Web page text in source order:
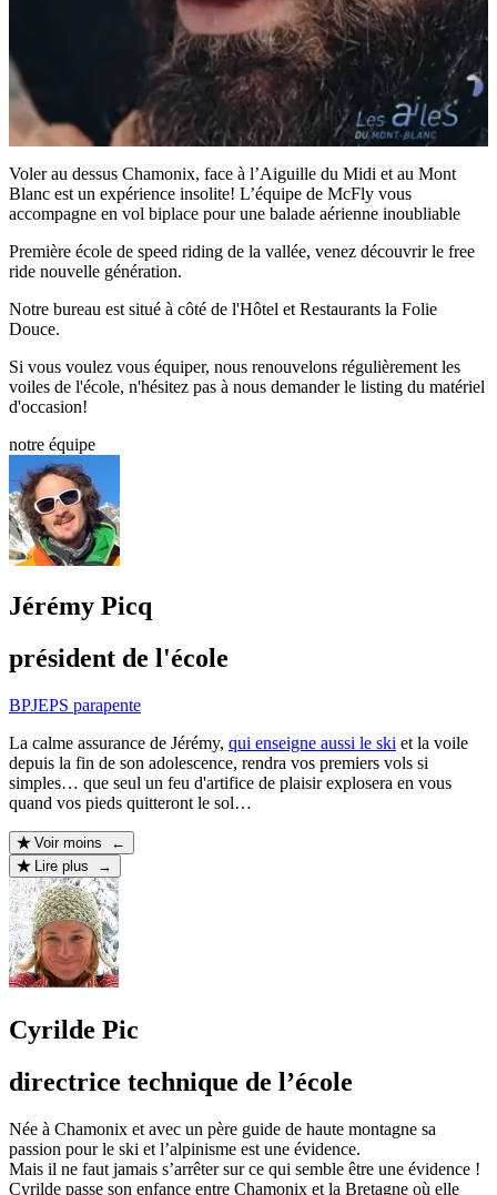
Voler au dessus Chamonix, face à l’Aiguille du Midi et au Mont
Blanc est un expérience insolite! L’équipe de McFly vous
accompagne en vol biplace pour une balade aérienne inoubliable
Première école de speed riding de la vallée, venez découvrir le free
ride nouvelle génération.
Notre bureau est situé à côté de l'Hôtel et Restaurants la Folie
Douce.
Si vous voulez vous équiper, nous renouvelons régulièrement les
voiles de l'école, n'hésitez pas à nous demander le listing du matériel
d'occasion!
notre équipe
Jérémy Picq
président de l'école
BPJEPS parapente
La calme assurance de Jérémy, qui enseigne aussi le ski et la voile
depuis la fin de son adolescence, rendra vos premiers vols si
simples… que seul un feu d'artifice de plaisir explosera en vous
quand vos pieds quitteront le sol…
Voir moins ←
Lire plus →
Cyrilde Pic
directrice technique de l’école
Née à Chamonix et avec un père guide de haute montagne sa
passion pour le ski et l’alpinisme est une évidence.
Mais il ne faut jamais s’arrêter sur ce qui semble être une évidence !
Cyrilde passe son enfance entre Chamonix et la Bretagne où elle